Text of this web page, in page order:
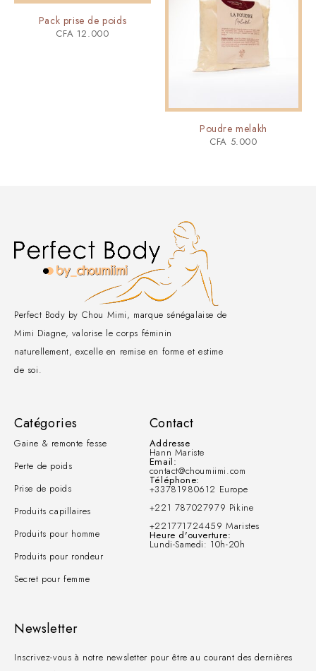
Pack prise de poids
CFA 12.000
Poudre melakh
CFA 5.000
Perfect Body by Chou Mimi, marque sénégalaise de
Mimi Diagne, valorise le corps féminin
naturellement, excelle en remise en forme et estime
de soi.
Catégories
Gaine & remonte fesse
Perte de poids
Prise de poids
Produits capillaires
Produits pour homme
Produits pour rondeur
Secret pour femme
Contact
Addresse
Hann Mariste
Email:
contact@choumiimi.com
Téléphone:
+33781980612 Europe
+221 787027979 Pikine
+221771724459 Maristes
Heure d'ouverture:
Lundi-Samedi: 10h-20h
Newsletter
Inscrivez-vous à notre newsletter pour être au courant des dernières